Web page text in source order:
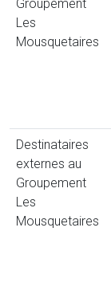
Groupement
Les
Mousquetaires
Destinataires
externes au
Groupement
Les
Mousquetaires